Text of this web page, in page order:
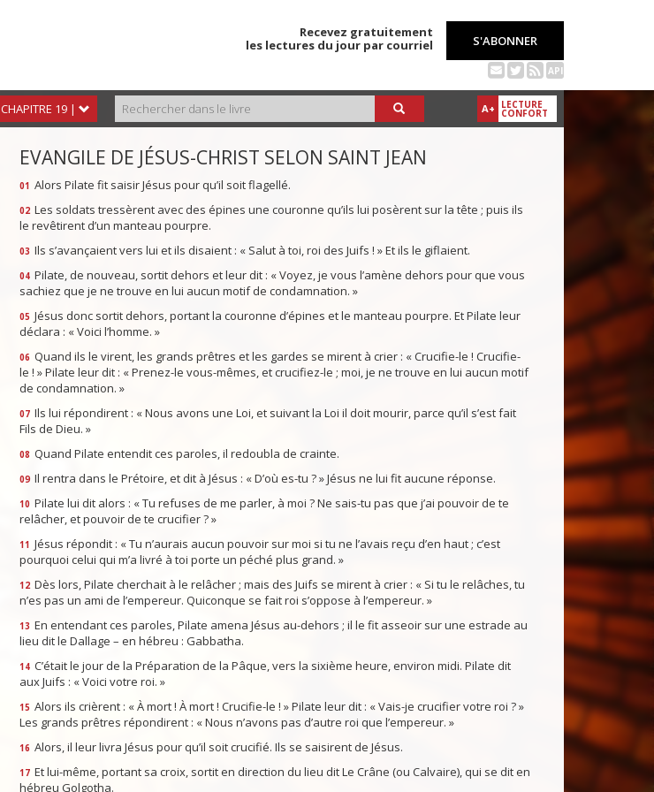
Recevez gratuitement
les lectures du jour par courriel
S'ABONNER
API
A+ LECTURE
CONFORT
CHAPITRE 19 |
EVANGILE DE JÉSUS-CHRIST SELON SAINT JEAN
01 Alors Pilate fit saisir Jésus pour qu’il soit flagellé.
02 Les soldats tressèrent avec des épines une couronne qu’ils lui posèrent sur la tête ; puis ils
le revêtirent d’un manteau pourpre.
03 Ils s’avançaient vers lui et ils disaient : « Salut à toi, roi des Juifs ! » Et ils le giflaient.
04 Pilate, de nouveau, sortit dehors et leur dit : « Voyez, je vous l’amène dehors pour que vous
sachiez que je ne trouve en lui aucun motif de condamnation. »
05 Jésus donc sortit dehors, portant la couronne d’épines et le manteau pourpre. Et Pilate leur
déclara : « Voici l’homme. »
06 Quand ils le virent, les grands prêtres et les gardes se mirent à crier : « Crucifie-le ! Crucifie-
le ! » Pilate leur dit : « Prenez-le vous-mêmes, et crucifiez-le ; moi, je ne trouve en lui aucun motif
de condamnation. »
07 Ils lui répondirent : « Nous avons une Loi, et suivant la Loi il doit mourir, parce qu’il s’est fait
Fils de Dieu. »
08 Quand Pilate entendit ces paroles, il redoubla de crainte.
09 Il rentra dans le Prétoire, et dit à Jésus : « D’où es-tu ? » Jésus ne lui fit aucune réponse.
10 Pilate lui dit alors : « Tu refuses de me parler, à moi ? Ne sais-tu pas que j’ai pouvoir de te
relâcher, et pouvoir de te crucifier ? »
11
Jésus répondit : « Tu n’aurais aucun pouvoir sur moi si tu ne l’avais reçu d’en haut ; c’est
pourquoi celui qui m’a livré à toi porte un péché plus grand. »
12 Dès lors, Pilate cherchait à le relâcher ; mais des Juifs se mirent à crier : « Si tu le relâches, tu
n’es pas un ami de l’empereur. Quiconque se fait roi s’oppose à l’empereur. »
13 En entendant ces paroles, Pilate amena Jésus au-dehors ; il le fit asseoir sur une estrade au
lieu dit le Dallage – en hébreu : Gabbatha.
14 C’était le jour de la Préparation de la Pâque, vers la sixième heure, environ midi. Pilate dit
aux Juifs : « Voici votre roi. »
15 Alors ils crièrent : « À mort ! À mort ! Crucifie-le ! » Pilate leur dit : « Vais-je crucifier votre roi ? »
Les grands prêtres répondirent : « Nous n’avons pas d’autre roi que l’empereur. »
16 Alors, il leur livra Jésus pour qu’il soit crucifié. Ils se saisirent de Jésus.
17 Et lui-même, portant sa croix, sortit en direction du lieu dit Le Crâne (ou Calvaire), qui se dit en
hébreu Golgotha.